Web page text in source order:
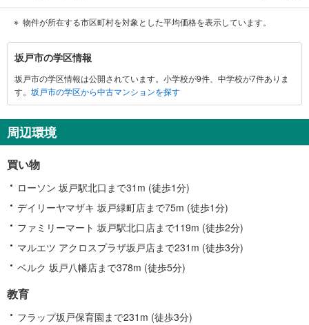
物件が所在する市区町村を対象とした平均価格を表示しています。
坂
戸
市
に
す
る
報
坂戸市の学区情報
坂戸市の学区情報は公開されています。小学校が9件、中学校が7件ありま
す。 坂戸市の学区から中古マンションを探す
周辺環境
買い物
ローソン 坂戸駅北口まで31m (徒歩1分)
デイリーヤマザキ 坂戸緑町店まで75m (徒歩1分)
ファミリーマート 坂戸駅北口店まで119m (徒歩2分)
マルエツ アクロスプラザ坂戸店まで231m (徒歩3分)
ベルク 坂戸八幡店まで378m (徒歩5分)
教育
フラップ坂戸保育園まで231m (徒歩3分)